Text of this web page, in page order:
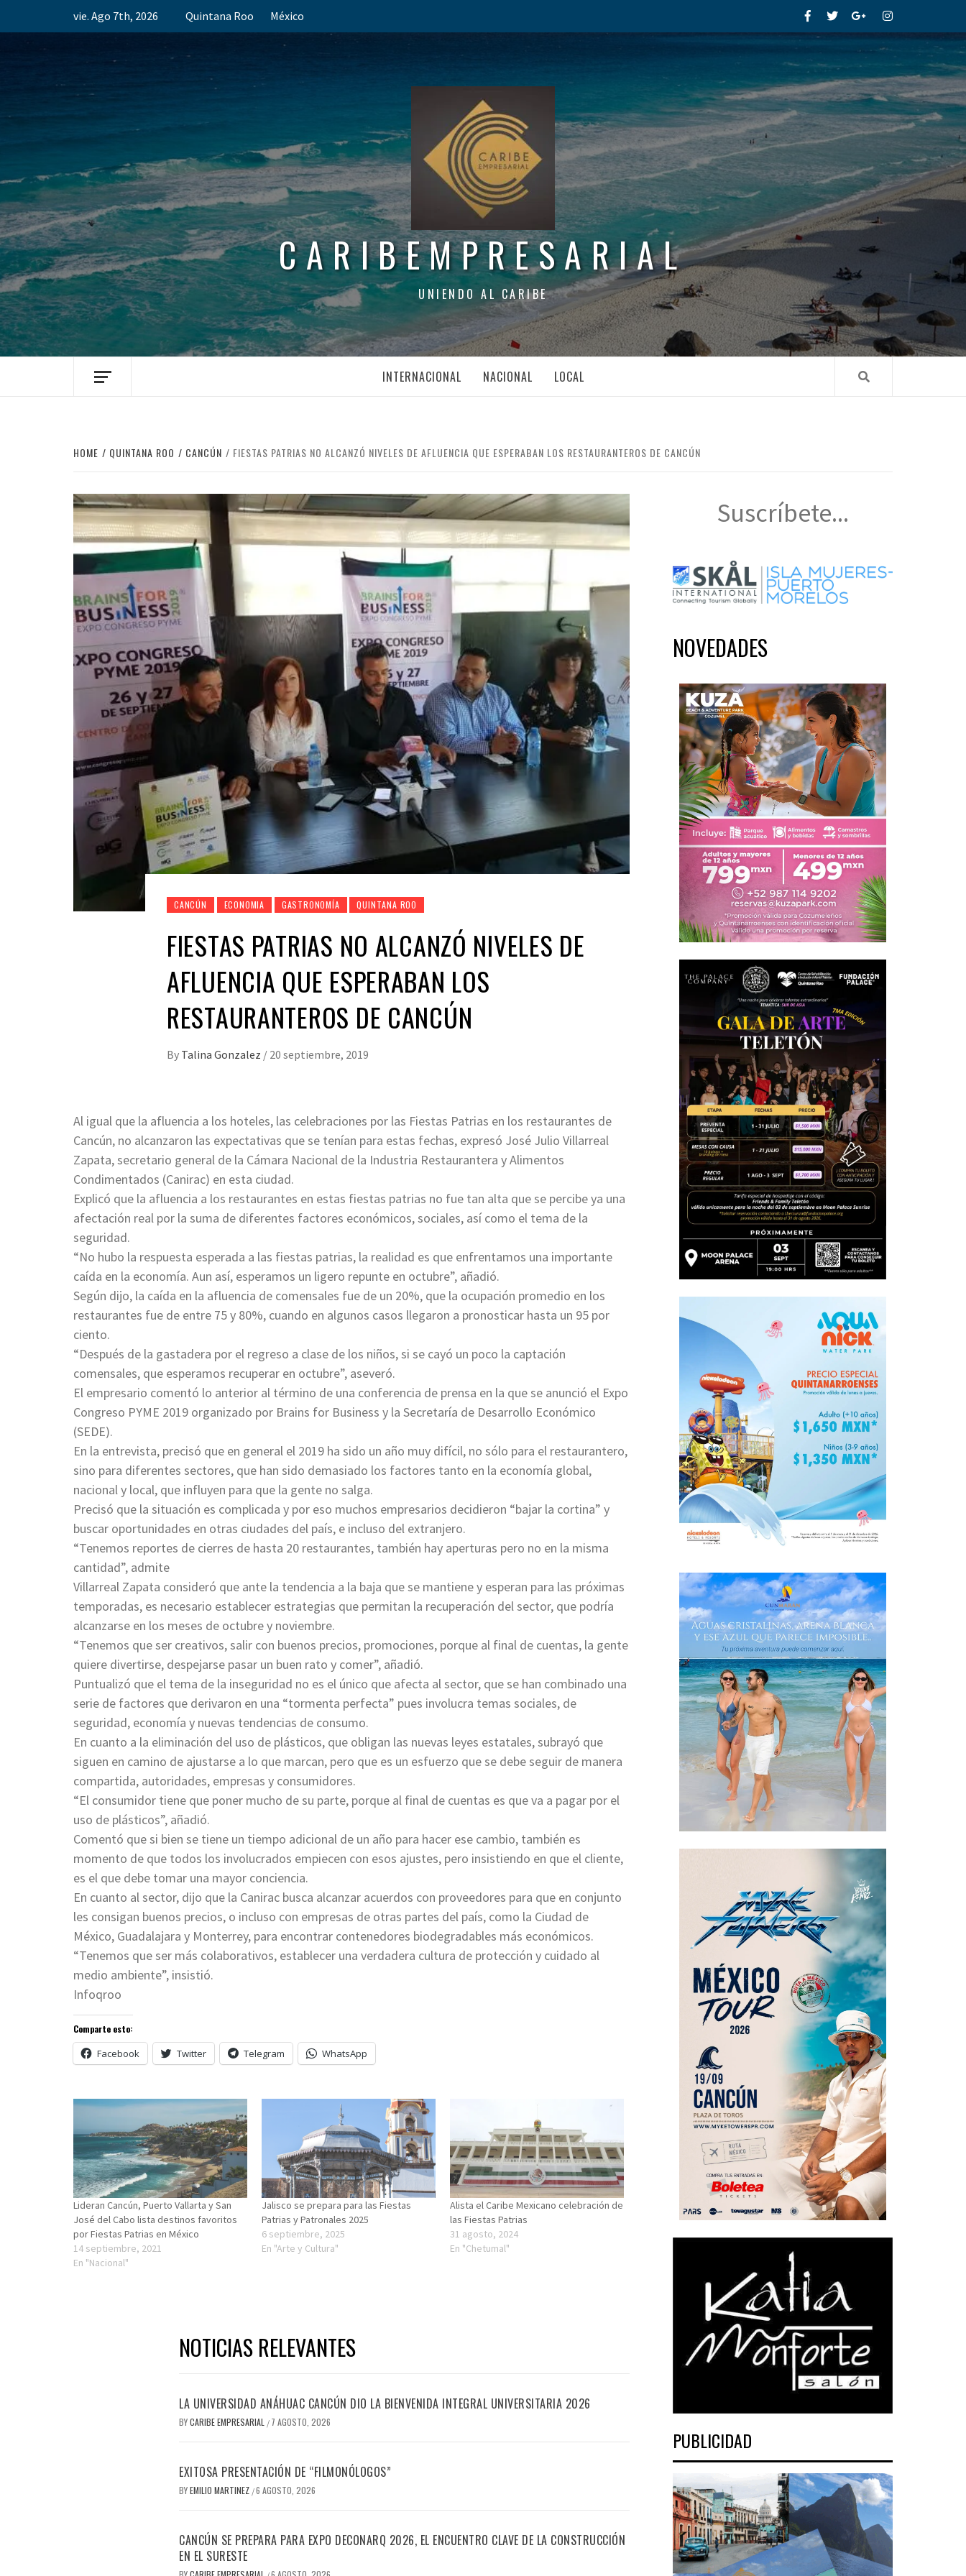
vie. Ago 7th, 2026 Quintana Roo México FacebookTwitterGoogle+Instagram
CARIBEMPRESARIAL
UNIENDO AL CARIBE
INTERNACIONAL NACIONAL LOCAL
HOME QUINTANA ROO CANCÚN FIESTAS PATRIAS NO ALCANZÓ NIVELES DE AFLUENCIA QUE ESPERABAN LOS RESTAURANTEROS DE CANCÚN
CANCÚN ECONOMIA GASTRONOMÍA QUINTANA ROO
FIESTAS PATRIAS NO ALCANZÓ NIVELES DE
AFLUENCIA QUE ESPERABAN LOS
RESTAURANTEROS DE CANCÚN
By Talina Gonzalez / 20 septiembre, 2019
Al igual que la afluencia a los hoteles, las celebraciones por las Fiestas Patrias en los restaurantes de
Cancún, no alcanzaron las expectativas que se tenían para estas fechas, expresó José Julio Villarreal
Zapata, secretario general de la Cámara Nacional de la Industria Restaurantera y Alimentos
Condimentados (Canirac) en esta ciudad.
Explicó que la afluencia a los restaurantes en estas fiestas patrias no fue tan alta que se percibe ya una
afectación real por la suma de diferentes factores económicos, sociales, así como el tema de la
seguridad.
“No hubo la respuesta esperada a las fiestas patrias, la realidad es que enfrentamos una importante
caída en la economía. Aun así, esperamos un ligero repunte en octubre”, añadió.
Según dijo, la caída en la afluencia de comensales fue de un 20%, que la ocupación promedio en los
restaurantes fue de entre 75 y 80%, cuando en algunos casos llegaron a pronosticar hasta un 95 por
ciento.
“Después de la gastadera por el regreso a clase de los niños, si se cayó un poco la captación
comensales, que esperamos recuperar en octubre”, aseveró.
El empresario comentó lo anterior al término de una conferencia de prensa en la que se anunció el Expo
Congreso PYME 2019 organizado por Brains for Business y la Secretaría de Desarrollo Económico
(SEDE).
En la entrevista, precisó que en general el 2019 ha sido un año muy difícil, no sólo para el restaurantero,
sino para diferentes sectores, que han sido demasiado los factores tanto en la economía global,
nacional y local, que influyen para que la gente no salga.
Precisó que la situación es complicada y por eso muchos empresarios decidieron “bajar la cortina” y
buscar oportunidades en otras ciudades del país, e incluso del extranjero.
“Tenemos reportes de cierres de hasta 20 restaurantes, también hay aperturas pero no en la misma
cantidad”, admite
Villarreal Zapata consideró que ante la tendencia a la baja que se mantiene y esperan para las próximas
temporadas, es necesario establecer estrategias que permitan la recuperación del sector, que podría
alcanzarse en los meses de octubre y noviembre.
“Tenemos que ser creativos, salir con buenos precios, promociones, porque al final de cuentas, la gente
quiere divertirse, despejarse pasar un buen rato y comer”, añadió.
Puntualizó que el tema de la inseguridad no es el único que afecta al sector, que se han combinado una
serie de factores que derivaron en una “tormenta perfecta” pues involucra temas sociales, de
seguridad, economía y nuevas tendencias de consumo.
En cuanto a la eliminación del uso de plásticos, que obligan las nuevas leyes estatales, subrayó que
siguen en camino de ajustarse a lo que marcan, pero que es un esfuerzo que se debe seguir de manera
compartida, autoridades, empresas y consumidores.
“El consumidor tiene que poner mucho de su parte, porque al final de cuentas es que va a pagar por el
uso de plásticos”, añadió.
Comentó que si bien se tiene un tiempo adicional de un año para hacer ese cambio, también es
momento de que todos los involucrados empiecen con esos ajustes, pero insistiendo en que el cliente,
es el que debe tomar una mayor conciencia.
En cuanto al sector, dijo que la Canirac busca alcanzar acuerdos con proveedores para que en conjunto
les consigan buenos precios, o incluso con empresas de otras partes del país, como la Ciudad de
México, Guadalajara y Monterrey, para encontrar contenedores biodegradables más económicos.
“Tenemos que ser más colaborativos, establecer una verdadera cultura de protección y cuidado al
medio ambiente”, insistió.
Infoqroo
Comparte esto:
Facebook Twitter Telegram WhatsApp
Lideran Cancún, Puerto Vallarta y San
José del Cabo lista destinos favoritos
por Fiestas Patrias en México
14 septiembre, 2021
En "Nacional"
Jalisco se prepara para las Fiestas
Patrias y Patronales 2025
6 septiembre, 2025
En "Arte y Cultura"
Alista el Caribe Mexicano celebración de
las Fiestas Patrias
31 agosto, 2024
En "Chetumal"
NOTICIAS RELEVANTES
LA UNIVERSIDAD ANÁHUAC CANCÚN DIO LA BIENVENIDA INTEGRAL UNIVERSITARIA 2026
BYCARIBE EMPRESARIAL / 7 AGOSTO, 2026
EXITOSA PRESENTACIÓN DE “FILMONÓLOGOS”
BYEMILIO MARTINEZ /6 AGOSTO, 2026
CANCÚN SE PREPARA PARA EXPO DECONARQ 2026, EL ENCUENTRO CLAVE DE LA CONSTRUCCIÓN
EN EL SURESTE
Suscríbete...
NOVEDADES
PUBLICIDAD